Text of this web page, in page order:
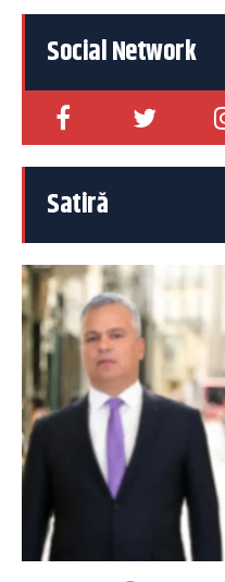
Social Network
Satiră